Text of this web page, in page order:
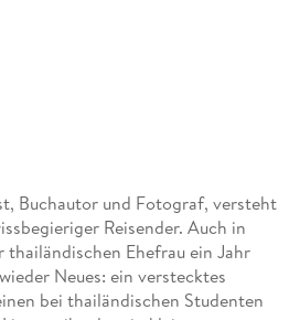
Buchautor und Fotograf, versteht
Reisender. Auch in
thailändischen Ehefrau ein Jahr
Neues: ein verstecktes
bei thailändischen Studenten